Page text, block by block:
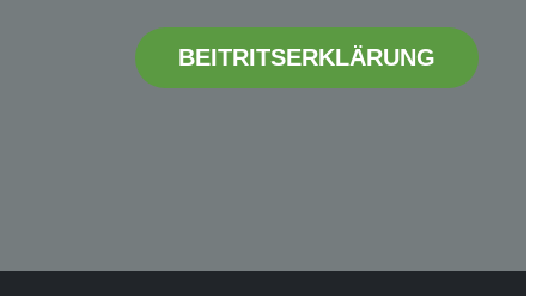
BEITRITSERKLÄRUNG